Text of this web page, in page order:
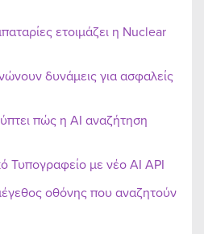
ετοιμάζει η Nuclear
δυνάμεις για ασφαλείς
πώς η AI αναζήτηση
Τυπογραφείο με νέο AI API
οθόνης που αναζητούν